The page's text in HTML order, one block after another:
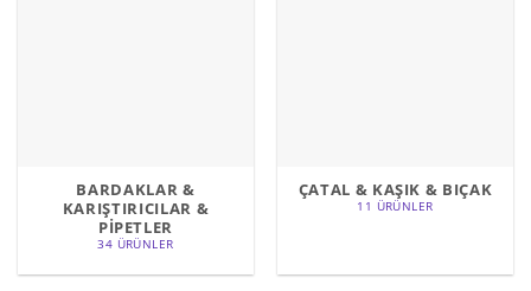
BARDAKLAR &
KARIŞTIRICILAR &
PİPETLER
34 ÜRÜNLER
ÇATAL & KAŞIK & BIÇAK
11 ÜRÜNLER